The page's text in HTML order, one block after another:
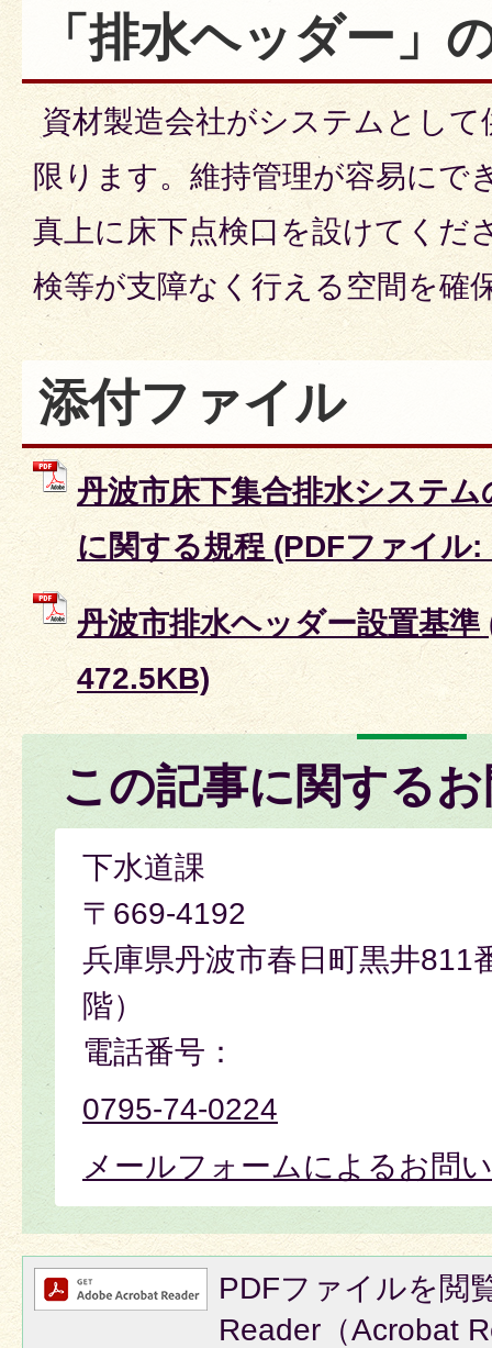
「排水ヘッダー」
資材製造会社がシステムとし
限ります。維持管理が容易にで
真上に床下点検口を設けてくだ
検等が支障なく行える空間を確
添付ファイル
丹波市床下集合排水システ
に関する規程 (PDFファイル
丹波市排水ヘッダー設置基
472.5KB)
この記事に関する
下水道課
〒669-4192
兵庫県丹波市春日町黒井811
階）
電話番号：
0795-74-0224
メールフォームによるお問
PDFファイルを閲
Reader（Acrobat